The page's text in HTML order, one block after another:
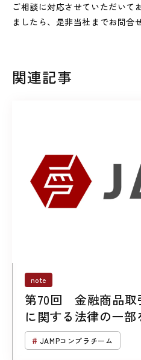
ご相談に対応させていただいて
ましたら、是非当社までお問合
関連記事
note
第70回 金融商品取
に関する法律の一
について （第２回「
制の見直し」）
JAMPコンプラチーム